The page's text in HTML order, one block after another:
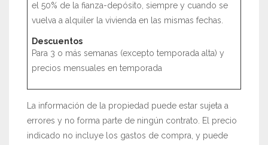
el 50% de la fianza-depósito, siempre y cuando se
vuelva a alquiler la vivienda en las mismas fechas.
Descuentos
Para 3 o más semanas (excepto temporada alta) y
precios mensuales en temporada
La información de la propiedad puede estar sujeta a
errores y no forma parte de ningún contrato. El precio
indicado no incluye los gastos de compra, y puede